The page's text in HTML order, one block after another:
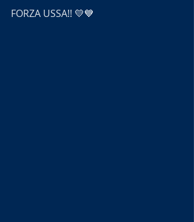
FORZA USSA!! 💛💙